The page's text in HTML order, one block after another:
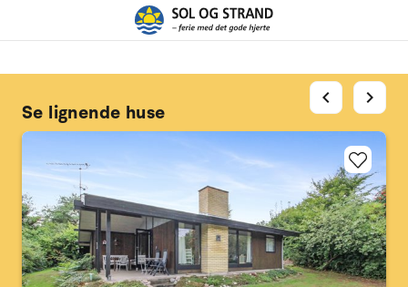
Se lignende huse
chevron_left chevron_right